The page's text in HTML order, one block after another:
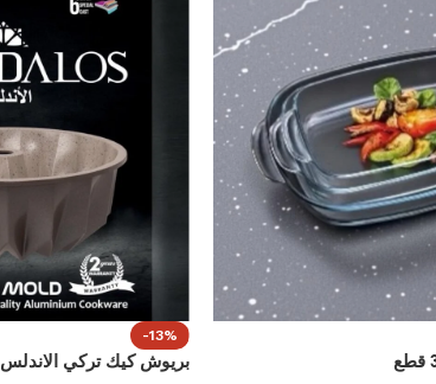
-13%
بريوش كيك تركي الاندلس